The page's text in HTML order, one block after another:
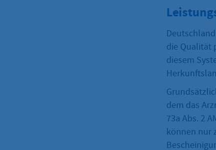
die Qualität
diesem
dem das
73a Abs. 2
können nur